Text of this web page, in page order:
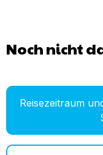
Noch nicht
Reisezeitraum